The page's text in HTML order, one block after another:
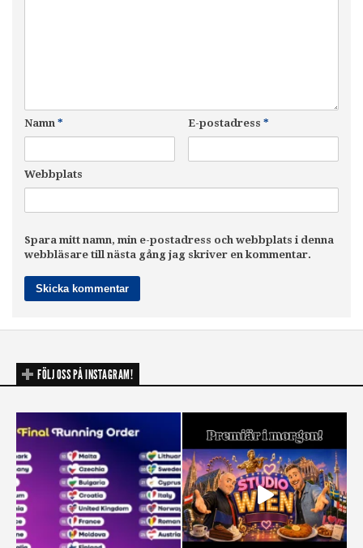
Namn * E-postadress *
Webbplats
Spara mitt namn, min e-postadress och webbplats i denna
webbläsare till nästa gång jag skriver en kommentar.
FÖLJ OSS PÅ INSTAGRAM!